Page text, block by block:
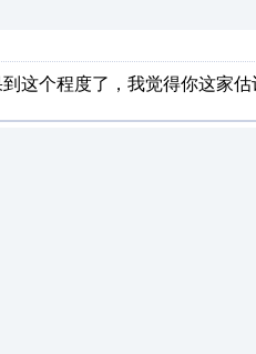
这个程度了，我觉得你这家